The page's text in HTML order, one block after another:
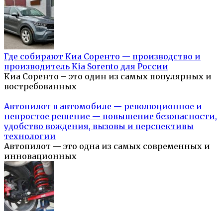
Где собирают Киа Соренто — производство и
производитель Kia Sorento для России
Киа Соренто – это один из самых популярных и
востребованных
Автопилот в автомобиле — революционное и
непростое решение — повышение безопасности,
удобство вождения, вызовы и перспективы
технологии
Автопилот — это одна из самых современных и
инновационных